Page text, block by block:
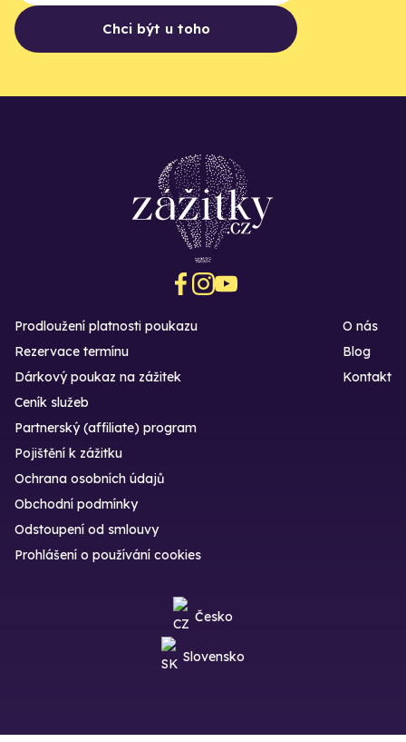
Chci být u toho
Prodloužení platnosti poukazu
Rezervace termínu
Dárkový poukaz na zážitek
O nás
Blog
Kontakt
Ceník služeb
Partnerský (affiliate) program
Pojištění k zážitku
Ochrana osobních údajů
Obchodní podmínky
Odstoupení od smlouvy
Prohlášení o používání cookies
Česko
Slovensko